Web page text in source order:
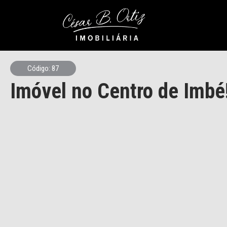
Código: 87
Imóvel no Centro de